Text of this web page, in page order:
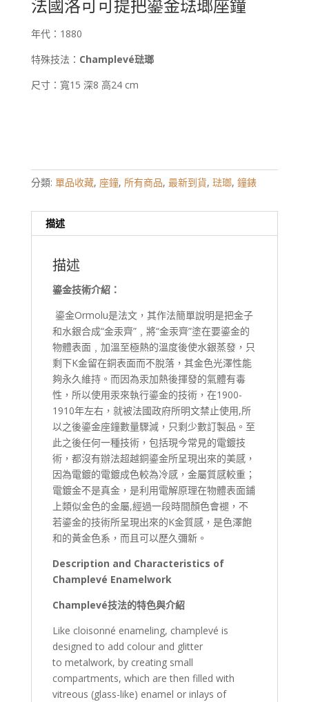
法國洛可可提把鎏金琺瑯座鐘
年代：1880
特殊技法： Champlevé琺瑯
尺寸：寬15 深8 高24 cm
分類: 單品收藏, 座鐘, 所有商品, 最新到貨, 琺瑯, 鐘錶
描述
描述
鎏金技術介紹：
鎏金Ormolu是法文，其作法簡單說明是把金子
和水銀合成“金汞齊”﹐將“金汞齊”塗在要鎏金的
物體表面﹐加溫至極熱的溫度後使水銀蒸發，只
剩下K金留在銅表面而不脫落，其金色光澤性能
夠永久維持。而因為汞加熱後揮發的氣體有毒
性，所以使用汞來執行鎏金的技術，在1900-
1910年左右，就被法國政府所明文禁止使用,所
以之後鎏金座鐘數量驟減，只剩少數訂製品。至
此之後任何一種技術，包括現今常見的電鍍技
術，都沒有辦法超越銅鎏金所呈現出來的美感，
因為電鍍的電鍍成色較為冷感，金屬質感較重；
電鍍金不是真金，是利用電解原理在物體表面鋪
上類似金色的金屬,經過一段時間顏色會褪，不
若鎏金的技術所呈現出來的K金質感，是色澤飽
和的黃金色系，而且可以歷久彌新。
Description and Characteristics of
Champlevé Enamelwork
Champlevé技法的特色與介紹
Like cloisonné enameling, champlevé is
designed to add colour and glitter
to metalwork, by creating small
compartments, which are then filled with
vitreous (glass-like) enamel or inlays of